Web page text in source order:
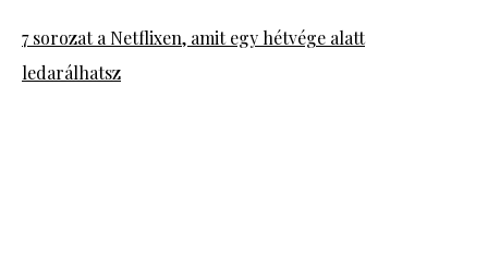
7 sorozat a Netflixen, amit egy hétvége alatt
ledarálhatsz